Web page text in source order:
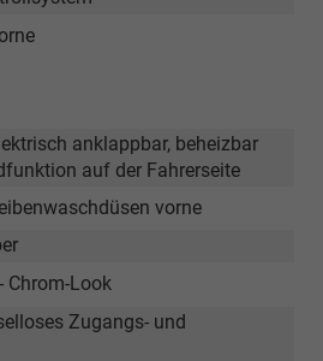
anklappbar, beheizbar
auf der Fahrerseite
vorne
Chrom-Look
Zugangs- und